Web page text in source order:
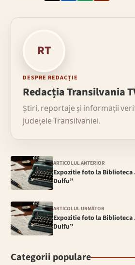
RT
DESPRE REDACȚIE
Redacția Transilvania
Știri, reportaje și informații
județele Transilvaniei.
ARTICOLUL ANTERIOR
Expozitie foto la Biblioteca
Dulfu”
ARTICOLUL URMĂTOR
Expozitie foto la Biblioteca
Dulfu”
Categorii populare